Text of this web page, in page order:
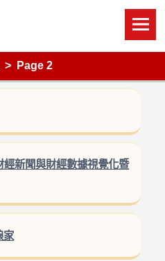
Hsin University
Page 2
經新聞與財經數據視覺化暨
家